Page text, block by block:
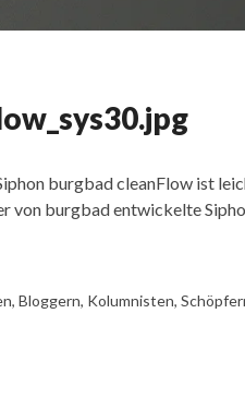
burgbad cleanFlow ist
von burgbad entwickelte
Bloggern, Kolumnisten,